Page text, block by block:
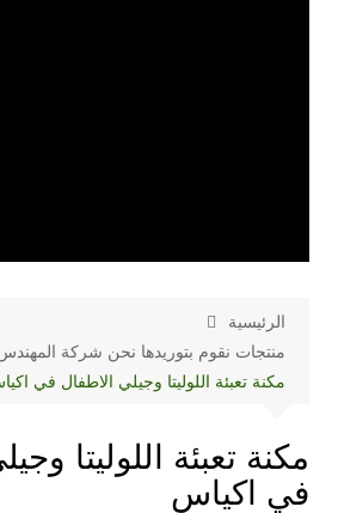
الرئيسية
منتجات نقوم بتوريدها نحن شركة
مكنة تعبئة اللوليتا وجيلي الاطفال في
مكنة تعبئة اللوليتا
في اكياس